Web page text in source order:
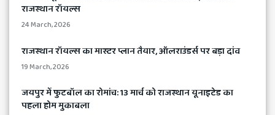
राजस्थान रॉयल्स
24 March, 2026
​राजस्थान रॉयल्स का मास्टर प्लान तैयार, ऑलराउंडर्स पर बड़ा दांव
19 March, 2026
जयपुर में फुटबॉल का रोमांच: 13 मार्च को राजस्थान यूनाइटेड का
पहला होम मुकाबला